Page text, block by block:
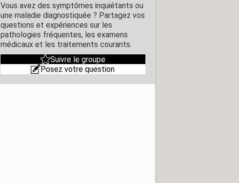
Vous avez des symptômes inquiétants ou
une maladie diagnostiquée ? Partagez vos
questions et expériences sur les
pathologies fréquentes, les examens
médicaux et les traitements courants.
Suivre le groupe
Posez votre question